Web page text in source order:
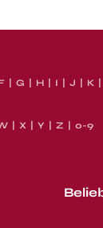
G H I J K
X Y Z 0-9